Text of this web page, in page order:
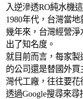
入逆滲透RO純水機
1980年代，台灣當地
幾年來，台灣經營
出了知名度。
就目前而言，每家製
的公司還是替國外買
灣代工廠，往往要
透過Google搜尋來尋